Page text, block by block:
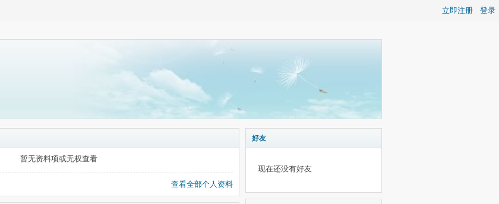
立即注册 登录
暂无资料项或无权查看
查看全部个人资料
好友
现在还没有好友